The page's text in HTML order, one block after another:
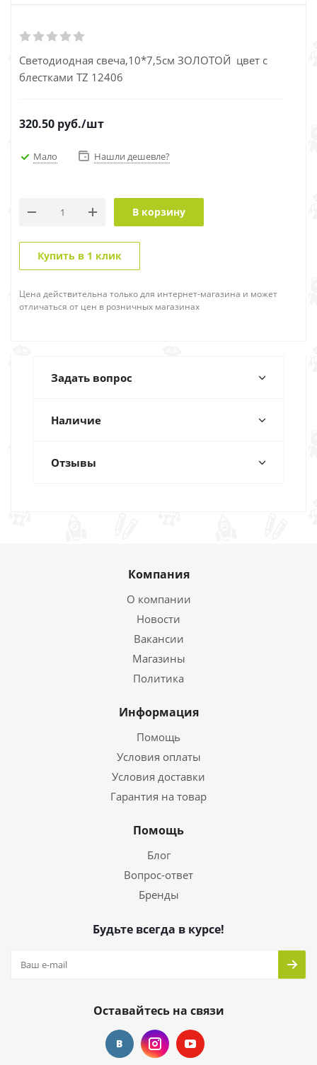
Светодиодная свеча,10*7,5см ЗОЛОТОЙ цвет с
блестками TZ 12406
320.50 руб./шт
Мало Нашли дешевле?
В корзину
Купить в 1 клик
Цена действительна только для интернет-магазина и может
отличаться от цен в розничных магазинах
Задать вопрос
Наличие
Отзывы
Компания
О компании
Новости
Вакансии
Магазины
Политика
Информация
Помощь
Условия оплаты
Условия доставки
Гарантия на товар
Помощь
Блог
Вопрос-ответ
Бренды
Будьте всегда в курсе!
Оставайтесь на связи